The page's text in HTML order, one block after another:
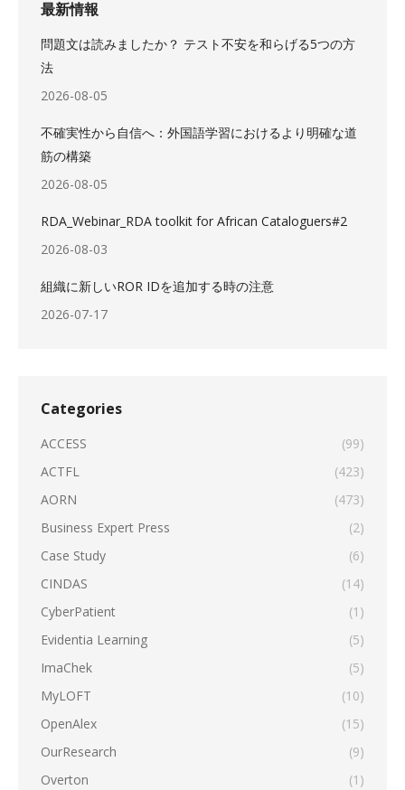
最新情報
問題文は読みましたか？ テスト不安を和らげる5つの方
法
2026-08-05
不確実性から自信へ：外国語学習におけるより明確な道
筋の構築
2026-08-05
RDA_Webinar_RDA toolkit for African Cataloguers#2
2026-08-03
組織に新しいROR IDを追加する時の注意
2026-07-17
Categories
ACCESS
(99)
ACTFL
(423)
AORN
(473)
Business Expert Press
(2)
Case Study
(6)
CINDAS
(14)
CyberPatient
(1)
Evidentia Learning
(5)
ImaChek
(5)
MyLOFT
(10)
OpenAlex
(15)
OurResearch
(9)
Overton
(1)